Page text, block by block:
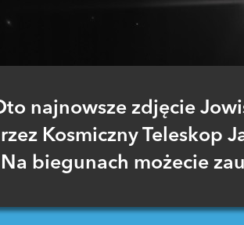
najnowsze zdjęcie
Kosmiczny Teleskop
Na biegunach możecie